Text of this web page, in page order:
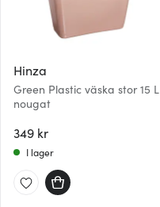
Hinza
Green Plastic väska stor 15 L
nougat
349 kr
I lager